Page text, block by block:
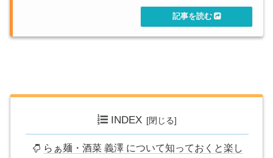
INDEX
らぁ麺・酒菜 義澤 について知っておくと楽し